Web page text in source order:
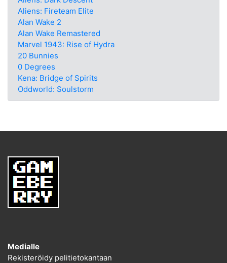
Aliens: Fireteam Elite
Alan Wake 2
Alan Wake Remastered
Marvel 1943: Rise of Hydra
20 Bunnies
0 Degrees
Kena: Bridge of Spirits
Oddworld: Soulstorm
Medialle
Rekisteröidy pelitietokantaan